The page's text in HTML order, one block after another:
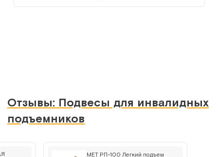
Отзывы: Подвесы для инвалидных
подъемников
MET РП-100 Легкий подъем